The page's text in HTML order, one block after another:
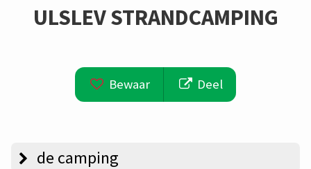
ULSLEV STRANDCAMPING
Bewaar Deel
de camping